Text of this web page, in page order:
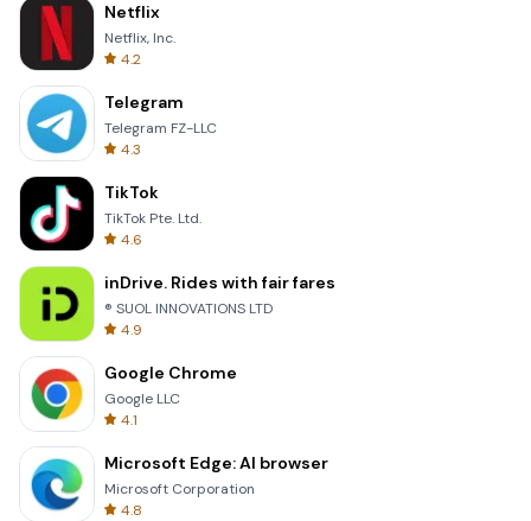
Netflix
Netflix, Inc.
4.2
Telegram
Telegram FZ-LLC
4.3
TikTok
TikTok Pte. Ltd.
4.6
inDrive. Rides with fair fares
® SUOL INNOVATIONS LTD
4.9
Google Chrome
Google LLC
4.1
Microsoft Edge: AI browser
Microsoft Corporation
4.8